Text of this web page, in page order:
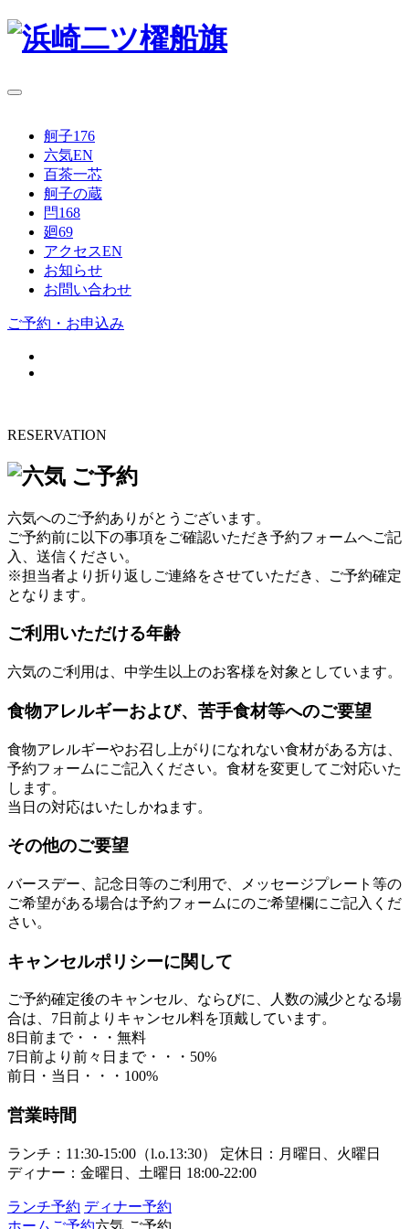
舸子176
六気EN
百茶一芯
舸子の蔵
閂168
廻69
アクセスEN
お知らせ
お問い合わせ
ご予約・お申込み
RESERVATION
六気へのご予約ありがとうございます。
ご予約前に以下の事項をご確認いただき予約フォームへご記
入、送信ください。
※担当者より折り返しご連絡をさせていただき、ご予約確定
となります。
ご利用いただける年齢
六気のご利用は、中学生以上のお客様を対象としています。
食物アレルギーおよび、苦手食材等へのご要望
食物アレルギーやお召し上がりになれない食材がある方は、
予約フォームにご記入ください。食材を変更してご対応いた
します。
当日の対応はいたしかねます。
その他のご要望
バースデー、記念日等のご利用で、メッセージプレート等の
ご希望がある場合は予約フォームにのご希望欄にご記入くだ
さい。
キャンセルポリシーに関して
ご予約確定後のキャンセル、ならびに、人数の減少となる場
合は、7日前よりキャンセル料を頂戴しています。
8日前まで・・・無料
7日前より前々日まで・・・50%
前日・当日・・・100%
営業時間
ランチ：11:30-15:00（l.o.13:30） 定休日：月曜日、火曜日
ディナー：金曜日、土曜日 18:00-22:00
ランチ予約 ディナー予約
ホーム ご予約六気 ご予約